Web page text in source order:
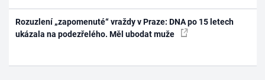
Rozuzlení „zapomenuté“ vraždy v Praze: DNA po 15 letech
ukázala na podezřelého. Měl ubodat muže